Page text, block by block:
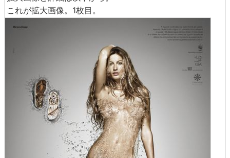
これが拡大画像。1枚目。